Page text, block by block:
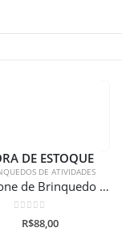
DE ESTOQUE
DE ATIVIDADES
Telefone de Brinquedo Skip Hop
de 5
R$88,00